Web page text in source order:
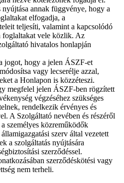
annak függvénye, hogy a
elfogadja, a
teljesíti, valamint a kapcsolódó
foglaltakat vele közlik. Az
hivatalos honlapján
jogot, hogy a jelen ÁSZF-et
vagy lecserélje azzal,
a Honlapon is közzéteszi.
megfelel jelen ÁSZF-ben rögzített
végzéséhez szükséges
rendelkezik érvényes és
A Szolgáltató nevében és részéről
személyes közreműködők
szerv által vezetett
a szolgáltatás nyújtására
szerződéssel.
szerződéskötési vagy
nem terheli.